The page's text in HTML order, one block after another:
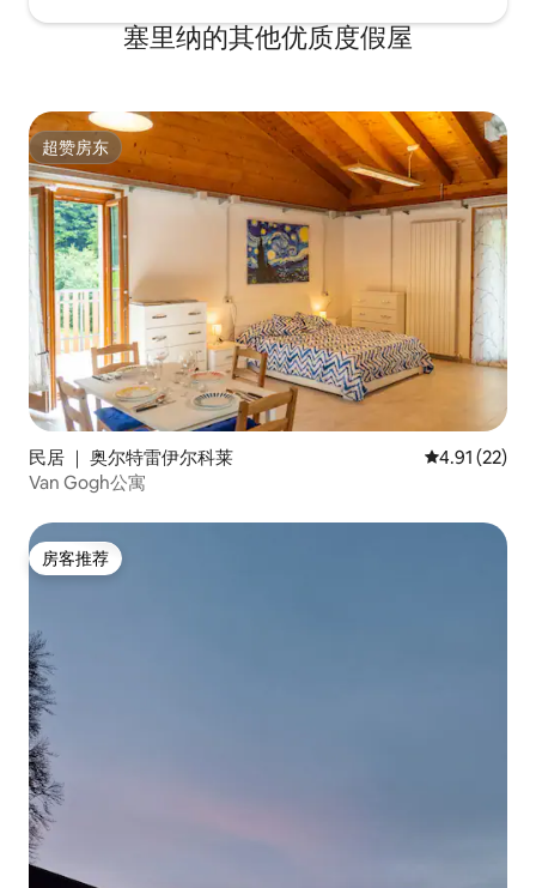
塞里纳的其他优质度假屋
超赞房东
超赞房东
民居 ｜ 奥尔特雷伊尔科莱 平均评分
4.91 (22)
Van Gogh公寓
房客推荐
房客推荐